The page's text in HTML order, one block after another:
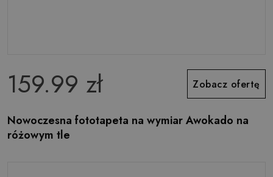
159.99 zł Zobacz ofertę
Nowoczesna fototapeta na wymiar Awokado na
różowym tle